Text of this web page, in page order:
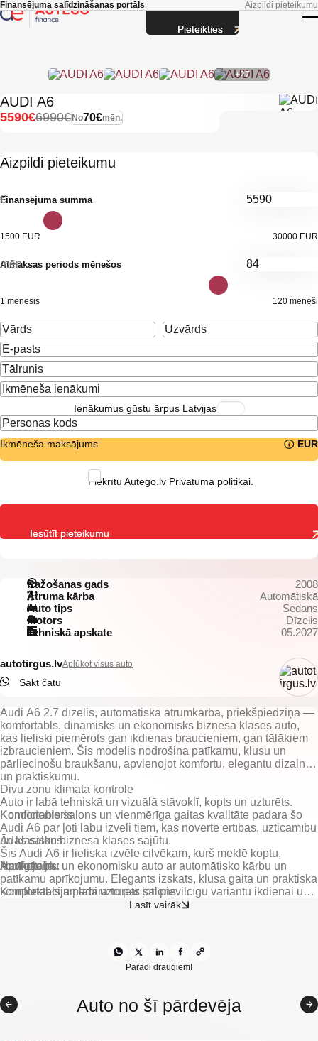
Skip to main content
Finansējuma salīdzināšanas portāls Aizpildi pieteikumu
+27
AUDI A6
No70€mēn.
6990€
5590€
Aizpildi pieteikumu
Finansējuma summa
€
1500 EUR 30000 EUR
Atmaksas periods mēnešos
mēn.
1 mēnesis 120 mēneši
Ienākumus gūstu ārpus Latvijas
Ikmēneša maksājums EUR
Piekrītu Autego.lv Privātuma politikai.
Ražošanas gads
2008
Ātruma kārba
Automātiskā
Auto tips
Sedans
Motors
Dīzelis
Tehniskā apskate
05.2027
autotirgus.lvAplūkot visus auto
Sākt čatu
Audi A6 2.7 dīzelis, automātiskā ātrumkārba, priekšpiedziņa —
komfortabls, dinamisks un ekonomisks biznesa klases auto,
kas lieliski piemērots gan ikdienas braucieniem, gan tālākiem
izbraucieniem. Šis modelis nodrošina patīkamu, klusu un
pārliecinošu braukšanu, apvienojot komfortu, elegantu dizainu
un praktiskumu.
Auto ir labā tehniskā un vizuālā stāvoklī, kopts un uzturēts.
Komfortabls salons un vienmērīga gaitas kvalitāte padara šo
Audi A6 par ļoti labu izvēli tiem, kas novērtē ērtības, uzticamību
un klasisku biznesa klases sajūtu.
Divu zonu klimata kontrole
Kondicionieris
Ādas salons
Navigācija
Komfortabls un labi uzturēts salons
Šis Audi A6 ir lieliska izvēle cilvēkam, kurš meklē koptu,
komfortablu un ekonomisku auto ar automātisko kārbu un
patīkamu aprīkojumu. Elegants izskats, klusa gaita un praktiska
komplektācija padara to par ļoti pievilcīgu variantu ikdienai un
Lasīt vairāk
Parādi draugiem!
Auto no šī pārdevēja